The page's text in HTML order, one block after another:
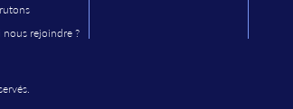
rejoindre ?